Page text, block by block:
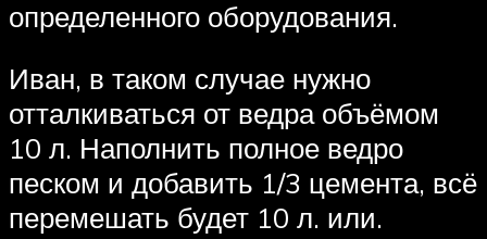
определенного оборудования.
Иван, в таком случае нужно
отталкиваться от ведра объёмом
10 л. Наполнить полное ведро
песком и добавить 1/3 цемента, всё
перемешать будет 10 л. или.